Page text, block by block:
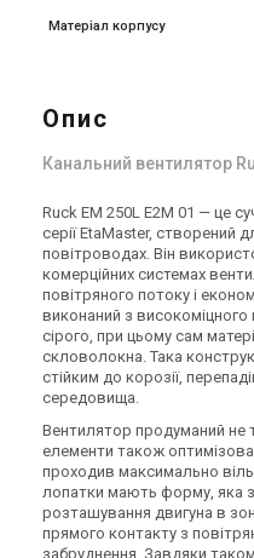
Матеріал корпусу
Опис
Канальний вентилятор
Ruck EM 250L E2M 01 — це
серії EtaMaster, створений
повітроводах. Він
комерційних системах
повітряного потоку і
виконаний з
сірого, при цьому сам
скловолокна. Така
стійким до корозії,
середовища.
Вентилятор продуманий не
елементи також
проходив максимально
лопатки мають форму, яка
розташування двигуна в
прямого контакту з
забруднення. Завдяки